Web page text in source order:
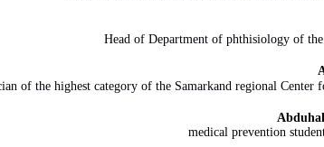
Head of Department of phthisiology of
of the highest category of the Samarkand regional Center
medical prevention